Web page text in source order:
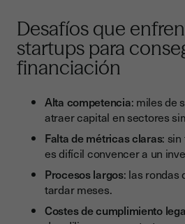
Desafíos que
startups para
financiación
Alta competencia: miles de
atraer capital en sectores
Falta de métricas claras:
es difícil convencer a un
Procesos largos: las rondas
tardar meses.
Costes de cumplimiento